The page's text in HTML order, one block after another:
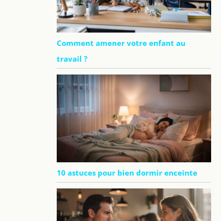
Comment amener votre enfant au
travail ?
10 astuces pour bien dormir enceinte